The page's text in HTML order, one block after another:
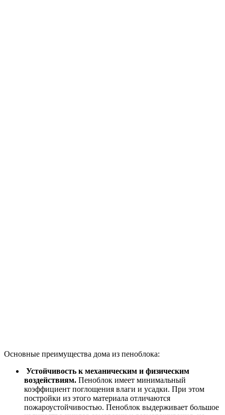
Основные преимущества дома из пеноблока:
Устойчивость к механическим и физическим
воздействиям. Пеноблок имеет минимальный
коэффициент поглощения влаги и усадки. При этом
постройки из этого материала отличаются
пожароустойчивостью. Пеноблок выдерживает большое